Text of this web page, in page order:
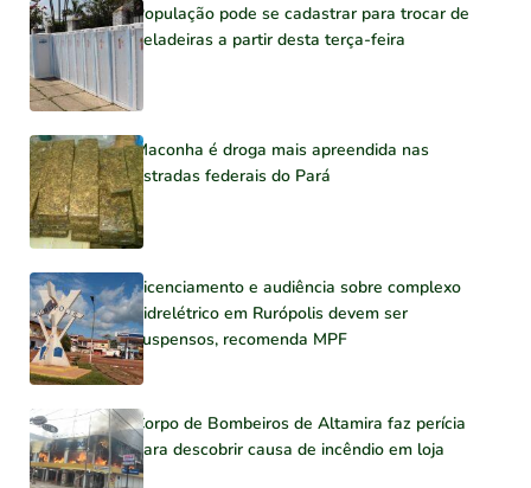
População pode se cadastrar para trocar de
geladeiras a partir desta terça-feira
Maconha é droga mais apreendida nas
estradas federais do Pará
Licenciamento e audiência sobre complexo
hidrelétrico em Rurópolis devem ser
suspensos, recomenda MPF
Corpo de Bombeiros de Altamira faz perícia
para descobrir causa de incêndio em loja